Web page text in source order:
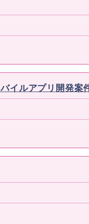
イルアプリ開発案